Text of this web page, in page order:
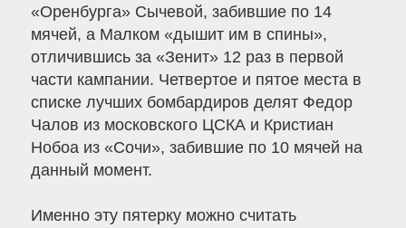
«Оренбурга» Сычевой, забившие по 14
мячей, а Малком «дышит им в спины»,
отличившись за «Зенит» 12 раз в первой
части кампании. Четвертое и пятое места в
списке лучших бомбардиров делят Федор
Чалов из московского ЦСКА и Кристиан
Нобоа из «Сочи», забившие по 10 мячей на
данный момент.
Именно эту пятерку можно считать